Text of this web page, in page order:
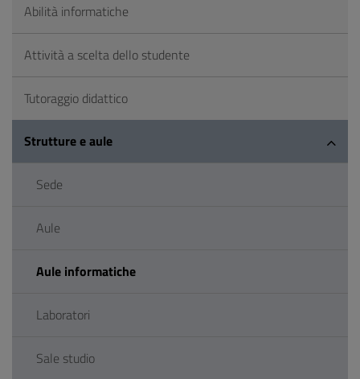
Abilità informatiche
Attività a scelta dello studente
Tutoraggio didattico
Strutture e aule
Sede
Aule
Aule informatiche
Laboratori
Sale studio